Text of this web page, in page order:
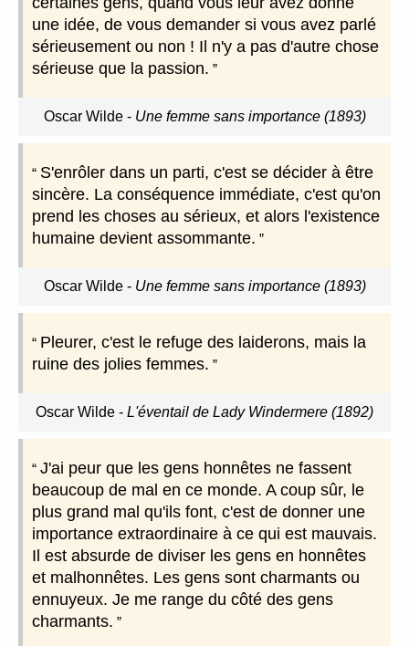
une idée, de vous demander si vous avez parlé
sérieusement ou non ! Il n'y a pas d'autre chose
sérieuse que la passion.
Oscar Wilde- Une femme sans importance (1893)
S'enrôler dans un parti, c'est se décider à être
sincère. La conséquence immédiate, c'est qu'on
prend les choses au sérieux, et alors l'existence
humaine devient assommante.
Oscar Wilde- Une femme sans importance (1893)
Pleurer, c'est le refuge des laiderons, mais la
ruine des jolies femmes.
Oscar Wilde - L'éventail de Lady Windermere (1892)
J'ai peur que les gens honnêtes ne fassent
beaucoup de mal en ce monde. A coup sûr, le
plus grand mal qu'ils font, c'est de donner une
importance extraordinaire à ce qui est mauvais.
Il est absurde de diviser les gens en honnêtes
et malhonnêtes. Les gens sont charmants ou
ennuyeux. Je me range du côté des gens
charmants.